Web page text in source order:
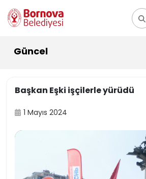
Güncel
Başkan Eşki işçilerle yürüdü
1 Mayıs 2024